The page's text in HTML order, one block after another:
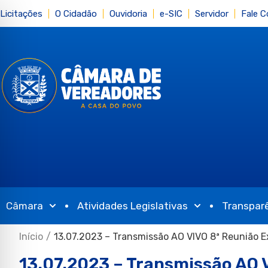
Licitações O Cidadão Ouvidoria e-SIC Servidor Fale
Câmara Atividades Legislativas
Início / 13.07.2023 – Transmissão AO VIVO 8ª